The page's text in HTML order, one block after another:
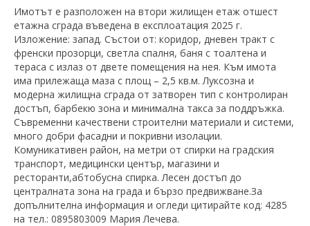
Имотът е разположен на втори жилищен етаж отшест
етажна сграда въведена в експлоатация 2025 г.
Изложение: запад. Състои от: коридор, дневен тракт с
френски прозорци, светла спалня, баня с тоалтена и
тераса с излаз от двете помещения на нея. Към имота
има прилежаща маза с площ – 2,5 кв.м. Луксозна и
модерна жилищна сграда от затворен тип с контролиран
достъп, барбекю зона и минимална такса за поддръжка.
Съвременни качествени строителни материали и системи,
много добри фасадни и покривни изолации.
Комуникативен район, на метри от спирки на градския
транспорт, медицински център, магазини и
ресторанти,абтобусна спирка. Лесен достъп до
централната зона на града и бързо предвижване.За
допълнителна информация и огледи цитирайте код: 4285
на тел.: 0895803009 Мария Лечева.